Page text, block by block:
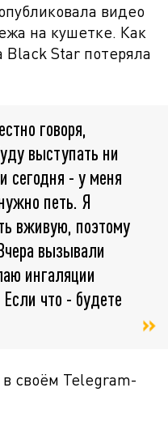
видео
на кушетке. Как
Black Star потеряла
говоря,
выступать ни
сегодня - у меня
петь. Я
вживую, поэтому
вызывали
ингаляции
что - будете
своём Telegram-